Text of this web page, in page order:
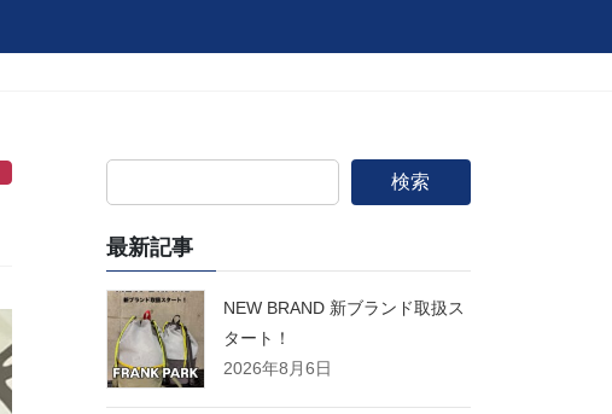
検索
最新記事
NEW BRAND 新ブランド取扱ス
タート！
2026年8月6日